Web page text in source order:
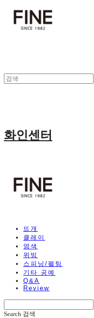
화인센터
뜨개
클레이
염색
위빙
스피닝/펠팅
기타 공예
Q&A
Review
Search 검색